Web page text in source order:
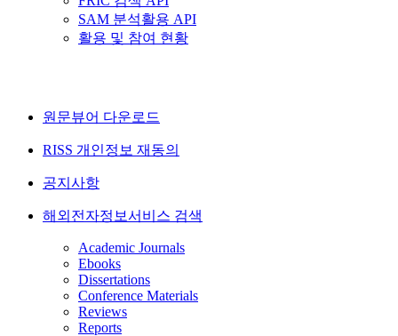
SAM 분석활용 API
활용 및 참여 현황
원문뷰어 다운로드
RISS 개인정보 재동의
공지사항
해외전자정보서비스 검색
Academic Journals
Ebooks
Dissertations
Conference Materials
Reviews
Reports